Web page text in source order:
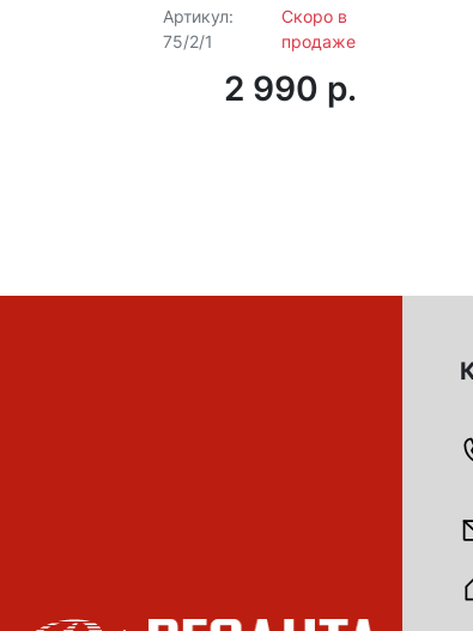
Артикул:
75/2/1
Скоро в
продаже
2 990 p.